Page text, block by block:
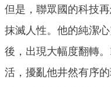
但是，聯眾國的科技
抹滅人性。他的純潔
後，出現大幅度翻轉
活，擾亂他井然有序